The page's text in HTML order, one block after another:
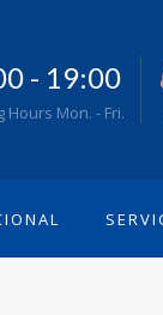
- 19:00
Hours Mon. - Fri.